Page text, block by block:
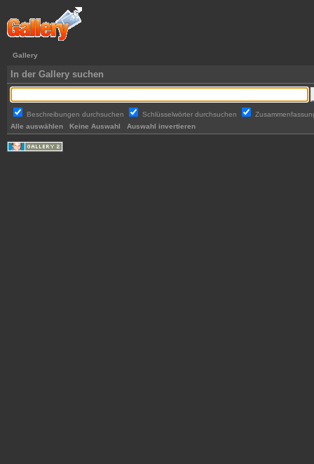
Gallery
In der Gallery suchen
Beschreibungen durchsuchen Schlüsselwörter durchsuchen
Alle auswählen
Keine Auswahl Auswahl invertieren